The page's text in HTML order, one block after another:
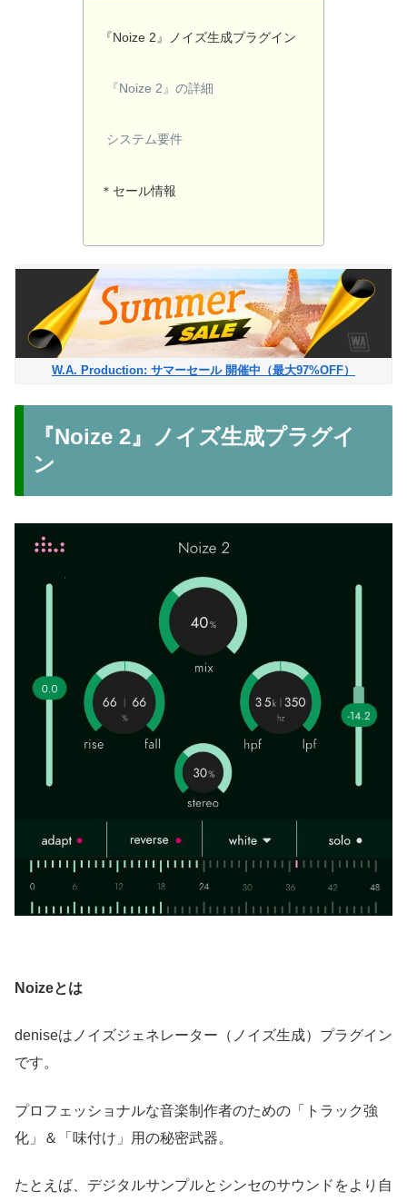
『Noize 2』ノイズ生成プラグイン
『Noize 2』の詳細
システム要件
＊セール情報
W.A. Production: サマーセール 開催中（最大97%OFF）
『Noize 2』ノイズ生成プラグイ
ン
Noizeとは
deniseはノイズジェネレーター（ノイズ生成）プラグイン
です。
プロフェッショナルな音楽制作者のための「トラック強
化」＆「味付け」用の秘密武器。
たとえば、デジタルサンプルとシンセのサウンドをより自